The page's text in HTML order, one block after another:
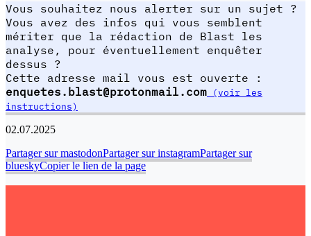
Vous souhaitez nous alerter sur un sujet ?
Vous avez des infos qui vous semblent
mériter que la rédaction de Blast les
analyse, pour éventuellement enquêter
dessus ?
Cette adresse mail vous est ouverte :
enquetes.blast@protonmail.com (voir les
instructions)
02.07.2025
Partager sur mastodonPartager sur instagramPartager sur
blueskyCopier le lien de la page